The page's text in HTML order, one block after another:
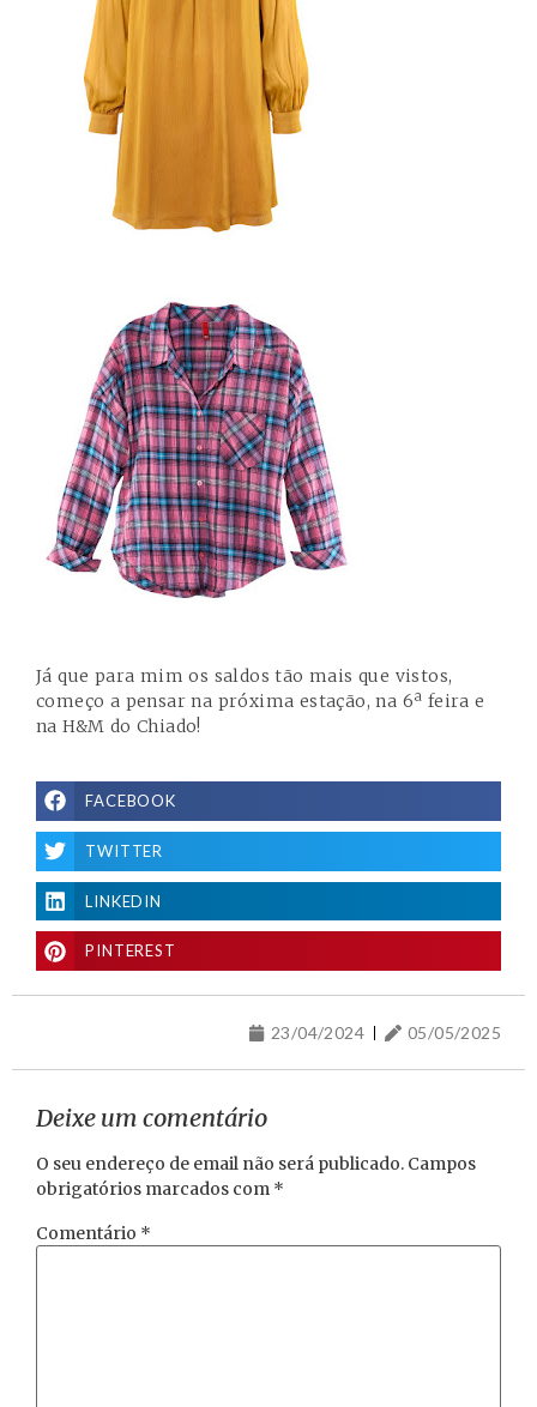
Já que para mim os saldos tão mais que vistos,
começo a pensar na próxima estação, na 6ª feira e
na H&M do Chiado!
FACEBOOK
TWITTER
LINKEDIN
PINTEREST
23/04/2024 05/05/2025
Deixe um comentário
O seu endereço de email não será publicado. Campos
obrigatórios marcados com *
Comentário *